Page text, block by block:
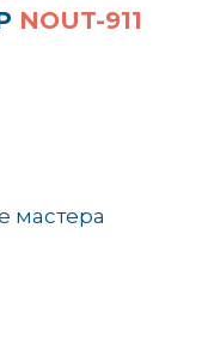
NOUT-911
мастера